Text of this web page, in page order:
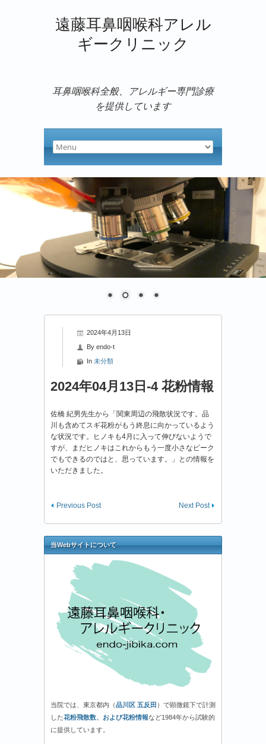
遠藤耳鼻咽喉科アレル
ギークリニック
耳鼻咽喉科全般、アレルギー専門診療
を提供しています
2024年4月13日
By endo-t
In 未分類
2024年04月13日-4 花粉情報
佐橋 紀男先生から「関東周辺の飛散状況です。品
川も含めてスギ花粉がもう終息に向かっているよう
な状況です。ヒノキも4月に入って伸びないようで
すが、まだヒノキはこれからもう一度小さなピーク
でもできるのではと、思っています。」との情報を
いただきました。
Next Post
Previous Post
当Webサイトについて
当院では、東京都内（品川区 五反田 ）で顕微鏡下で計測
した花粉飛散数、および花粉情報など1984年から試験的
に提供しています。